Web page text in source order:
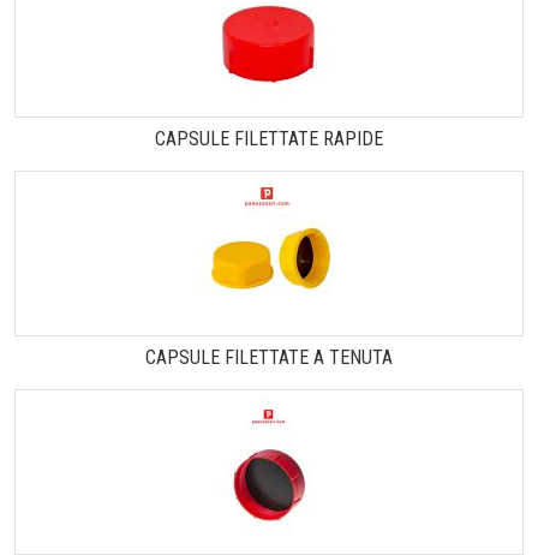
CAPSULE FILETTATE RAPIDE
CAPSULE FILETTATE A TENUTA